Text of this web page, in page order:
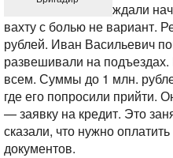
ждали
вахту с болью не вариант.
рублей. Иван Васильевич
развешивали на
всем. Суммы до 1 млн.
где его попросили прийти.
— заявку на кредит. Это
сказали, что нужно
документов.